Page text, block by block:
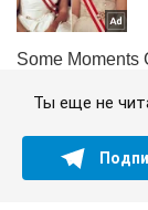
Ты еще не